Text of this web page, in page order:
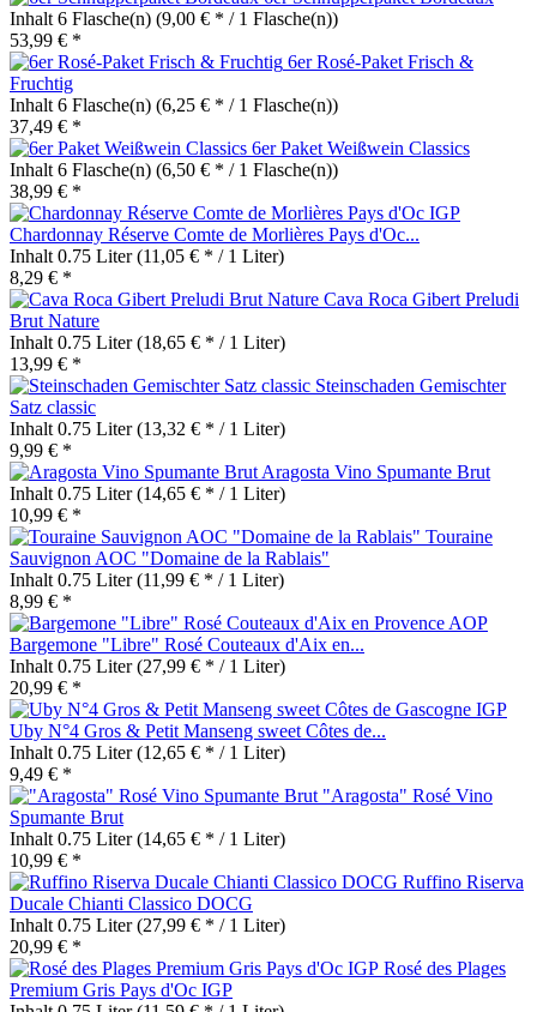
Inhalt 6 Flasche(n) (9,00 € * / 1 Flasche(n))
53,99 € *
6er Rosé-Paket Frisch &
Fruchtig
Inhalt 6 Flasche(n) (6,25 € * / 1 Flasche(n))
37,49 € *
6er Paket Weißwein Classics
Inhalt 6 Flasche(n) (6,50 € * / 1 Flasche(n))
38,99 € *
Chardonnay Réserve Comte de Morlières Pays d'Oc...
Inhalt 0.75 Liter(11,05 € * / 1 Liter)
8,29 € *
Cava Roca Gibert Preludi
Brut Nature
Inhalt 0.75 Liter(18,65 € * / 1 Liter)
13,99 € *
Steinschaden Gemischter
Satz classic
Inhalt 0.75 Liter(13,32 € * / 1 Liter)
9,99 € *
Aragosta Vino Spumante Brut
Inhalt 0.75 Liter(14,65 € * / 1 Liter)
10,99 € *
Touraine
Sauvignon AOC "Domaine de la Rablais"
Inhalt 0.75 Liter(11,99 € * / 1 Liter)
8,99 € *
Bargemone "Libre" Rosé Couteaux d'Aix en...
Inhalt 0.75 Liter(27,99 € * / 1 Liter)
20,99 € *
Uby N°4 Gros & Petit Manseng sweet Côtes de...
Inhalt 0.75 Liter(12,65 € * / 1 Liter)
9,49 € *
"Aragosta" Rosé Vino
Spumante Brut
Inhalt 0.75 Liter(14,65 € * / 1 Liter)
10,99 € *
Ruffino Riserva
Ducale Chianti Classico DOCG
Inhalt 0.75 Liter(27,99 € * / 1 Liter)
20,99 € *
Rosé des Plages
Premium Gris Pays d'Oc IGP